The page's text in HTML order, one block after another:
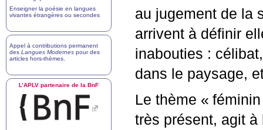
au jugement de la
arrivent à définir
inabouties :
dans le paysage,
Le thème « féminin
très présent, agit
Enseigner la poésie en langues
vivantes étrangères ou secondes
Appel à contributions permanent
des Langues Modernes pour des
articles hors-thèmes
L’APLV partenaire de la BnF